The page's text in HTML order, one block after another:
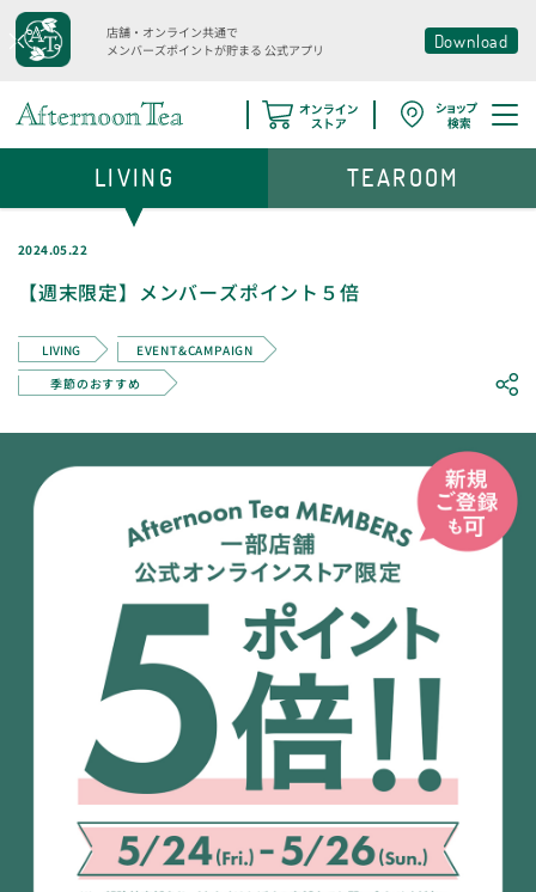
店舗・オンライン共通で
メンバーズポイントが貯まる 公式アプリ Download
2024.05.22
【週末限定】メンバーズポイント５倍
LIVING
EVENT&CAMPAIGN
季節のおすすめ
LIVING TEAROOM